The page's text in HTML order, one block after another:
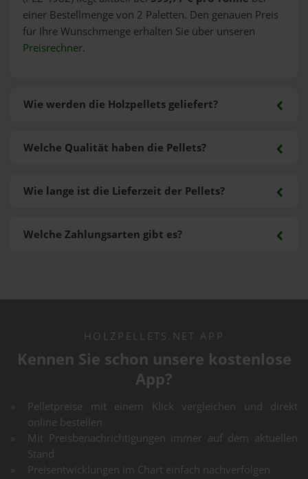
einer Bestellmenge von 2 Paletten. Den genauen Preis
für Ihre Wunschmenge erhalten Sie über unseren
Preisrechner.
Wie werden die Holzpellets geliefert?
Welche Zahlungsarten gibt es?
Welche Qualität haben die Pellets?
Wie lange ist die Lieferzeit der Pellets?
HOLZPELLETS.NET APP
Kennen Sie schon unsere kostenlose
App?
Pelletpreise mit einem Klick vergleichen und direkt
online bestellen
Mit Preisbenachrichtigungen immer auf dem aktuellen
Stand
Preisentwicklungen im Chart einfach nachverfolgen